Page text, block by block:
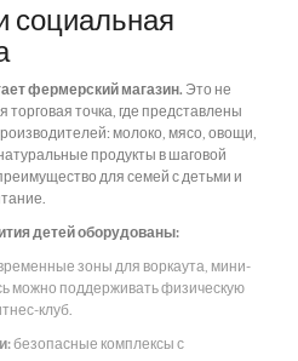
социальная
фермерский магазин. Это не
точка, где представлены
молоко, мясо, овощи,
продукты в шаговой
для семей с детьми и
детей оборудованы:
зоны для воркаута, мини-
можно поддерживать физическую
клуб.
безопасные комплексы с